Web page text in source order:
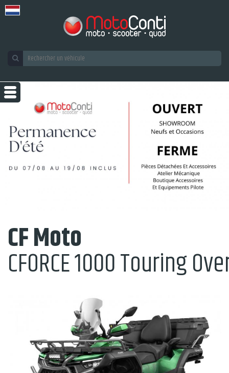
CF Moto
CFORCE 1000 Touring